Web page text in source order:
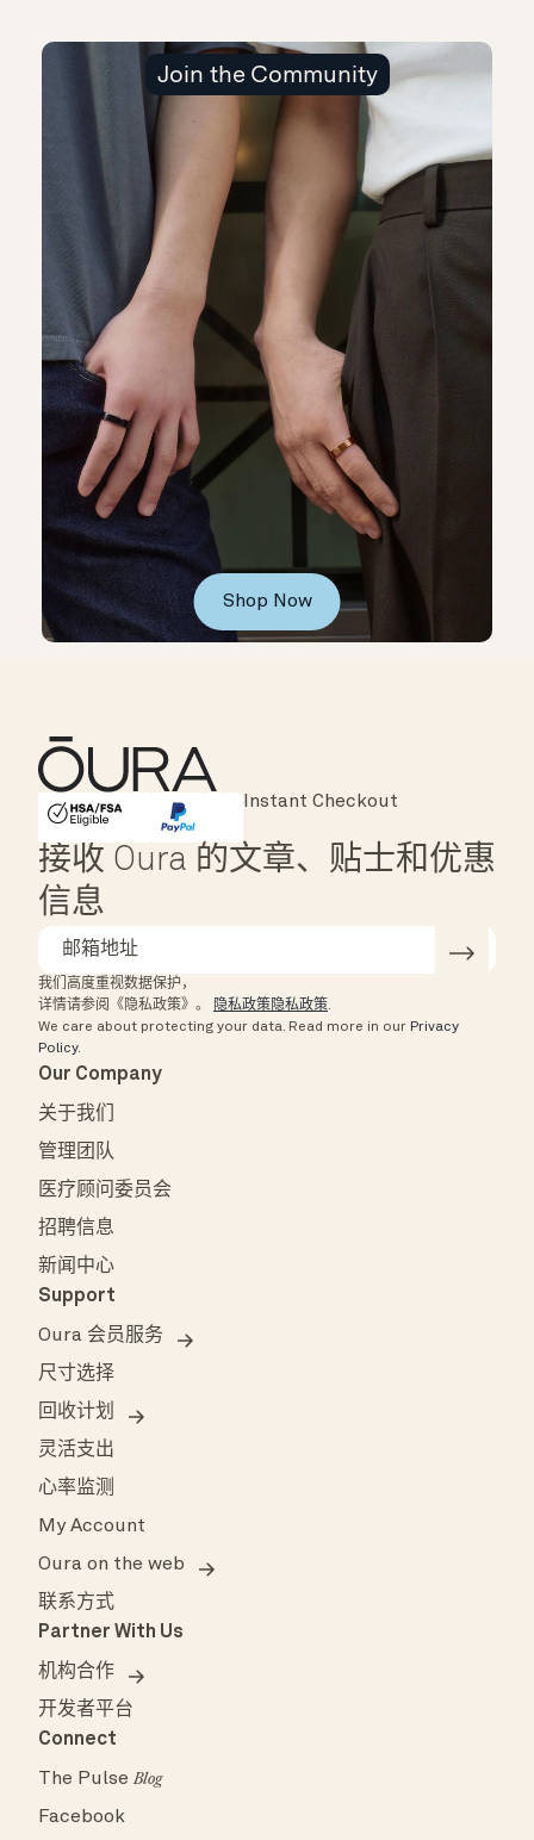
Join the Community
Shop Now
HSA/FSA Eligible
Affirm
Instant Checkout
Major Cards Accepted
接收 Oura 的文章、贴士和优惠
信息
我们高度重视数据保护，
详情请参阅《隐私政策》。
隐私政策隐私政策.
We care about protecting your data. Read more in our Privacy
Policy.
Our Company
关于我们
管理团队
医疗顾问委员会
招聘信息
新闻中心
Support
Oura 会员服务
尺寸选择
回收计划
灵活支出
心率监测
My Account
Oura on the web
联系方式
Partner With Us
机构合作
开发者平台
Connect
The PulseBlog
Facebook